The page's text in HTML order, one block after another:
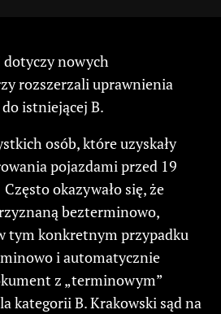
dotyczy nowych
rozszerzali uprawnienia
istniejącej B.
osób, które uzyskały
pojazdami przed 19
okazywało się, że
bezterminowo,
tym konkretnym przypadku
i automatycznie
z „terminowym”
kategorii B. Krakowski sąd na